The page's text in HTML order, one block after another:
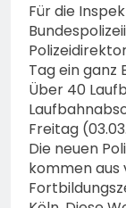
Für die
Tag ein ganz
Über 40
Freitag
Die neuen
kommen aus